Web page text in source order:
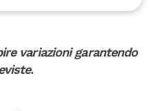
variazioni garantendo